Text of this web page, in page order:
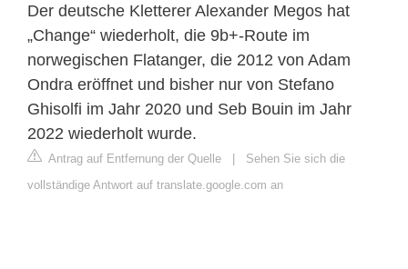
Der deutsche Kletterer Alexander Megos hat
„Change“ wiederholt, die 9b+-Route im
norwegischen Flatanger, die 2012 von Adam
Ondra eröffnet und bisher nur von Stefano
Ghisolfi im Jahr 2020 und Seb Bouin im Jahr
2022 wiederholt wurde.
Antrag auf Entfernung der Quelle | Sehen Sie sich die
vollständige Antwort auf translate.google.com an